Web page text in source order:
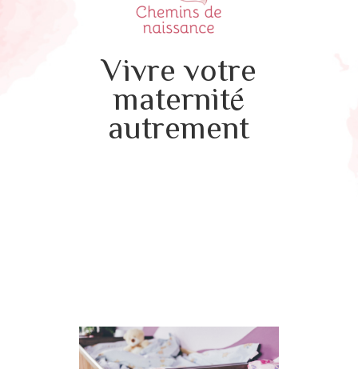
Vivre votre
maternité
autrement